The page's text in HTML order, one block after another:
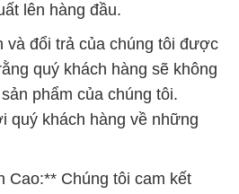
lên hàng đầu.
và đổi trả của chúng tôi được
quý khách hàng sẽ không
phẩm của chúng tôi.
quý khách hàng về những
Cao:** Chúng tôi cam kết